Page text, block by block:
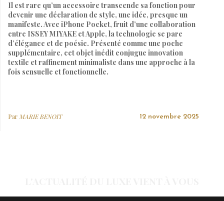
Il est rare qu’un accessoire transcende sa fonction pour
devenir une déclaration de style, une idée, presque un
manifeste. Avec iPhone Pocket, fruit d’une collaboration
entre ISSEY MIYAKE et Apple, la technologie se pare
d’élégance et de poésie. Présenté comme une poche
supplémentaire, cet objet inédit conjugue innovation
textile et raffinement minimaliste dans une approche à la
fois sensuelle et fonctionnelle.
ParMARIE BENOIT 12 novembre 2025